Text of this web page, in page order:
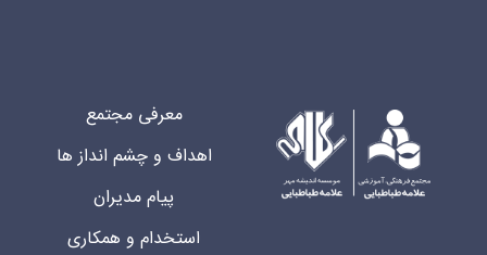
معرفی مجتمع
اهداف و چشم انداز ها
پیام مدیران
استخدام و همکاری